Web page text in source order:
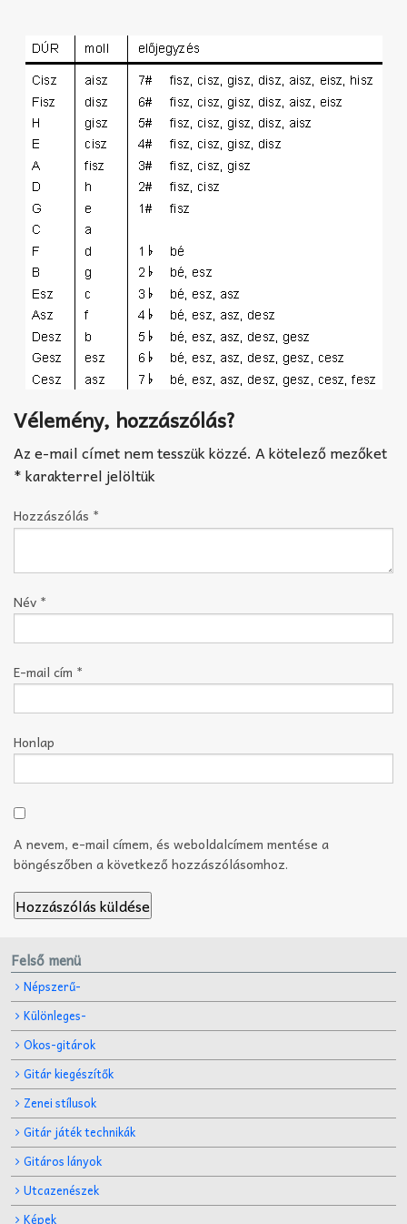
TABok
Improvizáció
Vélemény, hozzászólás?
Az e-mail címet nem tesszük közzé. A kötelező mezőket
*karakterrel jelöltük
Hozzászólás *
Név *
E-mail cím *
Honlap
A nevem, e-mail címem, és weboldalcímem mentése a
böngészőben a következő hozzászólásomhoz.
Felső menü
Népszerű-
Különleges-
Okos-gitárok
Gitár kiegészítők
Zenei stílusok
Gitár játék technikák
Gitáros lányok
Utcazenészek
Képek